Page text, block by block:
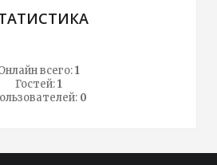
всего:1
Гостей:1
0